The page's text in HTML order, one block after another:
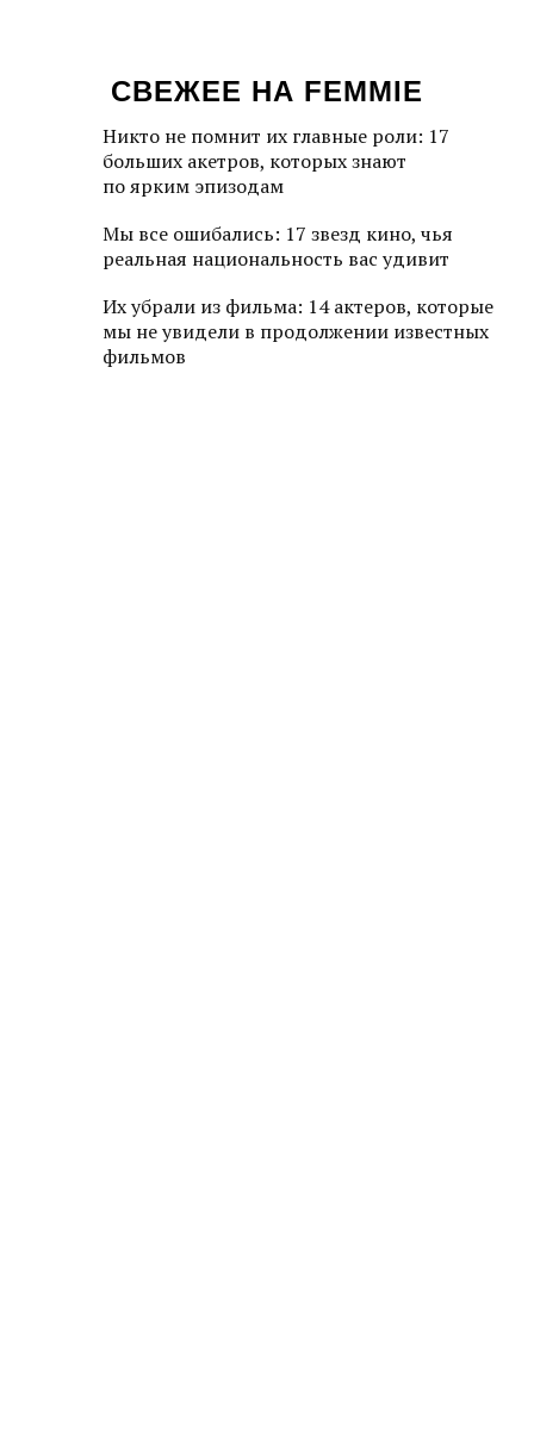
СВЕЖЕЕ НА FEMMIE
Никто не помнит их главные роли: 17
больших акетров, которых знают
по ярким эпизодам
Мы все ошибались: 17 звезд кино, чья
реальная национальность вас удивит
Их убрали из фильма: 14 актеров, которые
мы не увидели в продолжении известных
фильмов